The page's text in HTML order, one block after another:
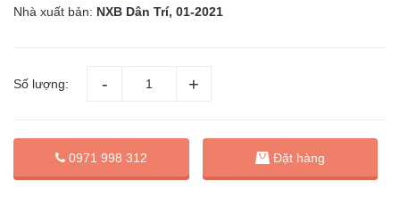
Nhà xuất bản: NXB Dân Trí, 01-2021
Số lượng:
0971 998 312 Đặt hàng